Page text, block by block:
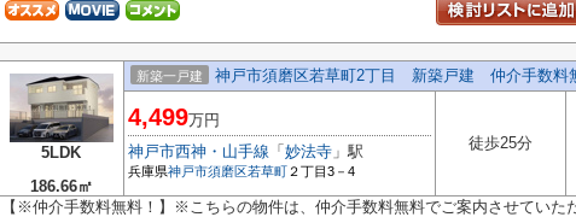
5LDK
186.66㎡
新築一戸建 神戸市須磨区若草町2丁目 新築戸建 仲介手数料
4,499万円
神戸市西神・山手線 「 妙法寺 」駅
兵庫県神戸市須磨区若草町 ２丁目3－4
徒歩25分
【※仲介手数料無料！】※こちらの物件は、仲介手数料無料でご案内させていた